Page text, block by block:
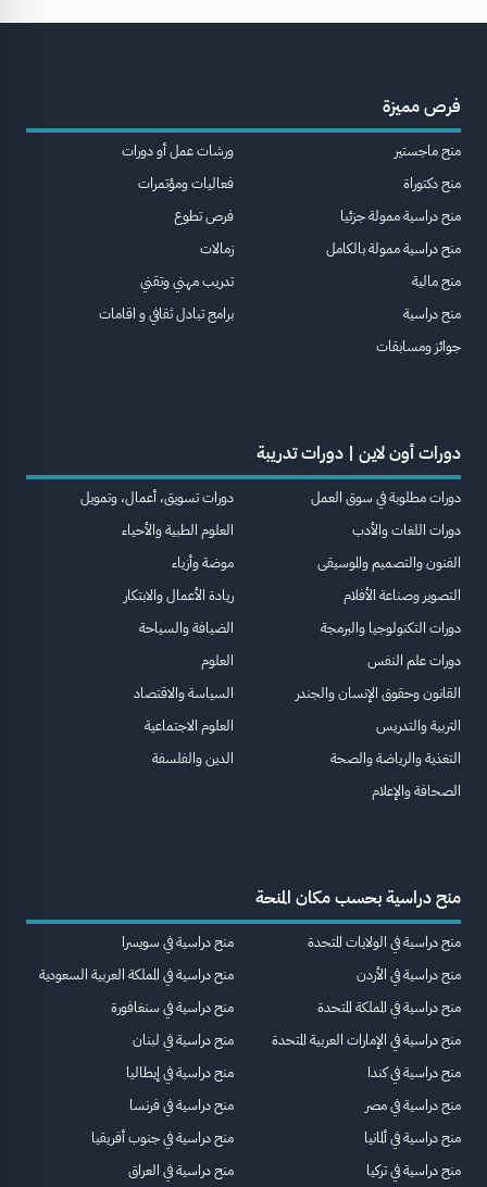
فرص مميزة
منح ماجستير
منح دكتوراة
منح دراسية ممولة جزئيا
منح دراسية ممولة بالكامل
منح مالية
منح دراسية
جوائز ومسابقات
ورشات عمل أو دورات
فعاليات ومؤتمرات
فرص تطوع
زمالات
تدريب مهني وتقني
برامج تبادل ثقافي و اقامات
دورات أون لاين | دورات تدريبة
دورات مطلوبة في سوق العمل
دورات اللغات والأدب
الفنون والتصميم والموسيقى
التصوير وصناعة الأفلام
دورات التكنولوجيا والبرمجة
دورات علم النفس
القانون وحقوق الإنسان والجندر
التربية والتدريس
التغذية والرياضة والصحة
الصحافة والإعلام
دورات تسويق، أعمال، وتمويل
العلوم الطبية والأحياء
موضة وأزياء
ريادة الأعمال والابتكار
الضيافة والسياحة
العلوم
السياسة والاقتصاد
العلوم الاجتماعية
الدين والفلسفة
منح دراسية بحسب مكان المنحة
منح دراسية في الولايات المتحدة
منح دراسية في الأردن
منح دراسية في المملكة المتحدة
منح دراسية في الإمارات العربية المتحدة
منح دراسية في كندا
منح دراسية في مصر
منح دراسية في ألمانيا
منح دراسية في تركيا
منح دراسية في سويسرا
منح دراسية في المملكة العربية السعودية
منح دراسية في سنغافورة
منح دراسية في لبنان
منح دراسية في إيطاليا
منح دراسية في فرنسا
منح دراسية في جنوب أفريقيا
منح دراسية في العراق